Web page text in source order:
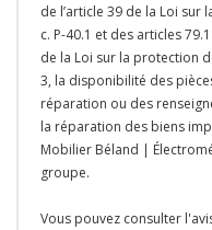
de l’article 39 de la Loi sur
c. P-40.1 et des articles
de la Loi sur la protection
3, la disponibilité des
réparation ou des
la réparation des biens
Mobilier Béland |
groupe.
Vous pouvez consulter